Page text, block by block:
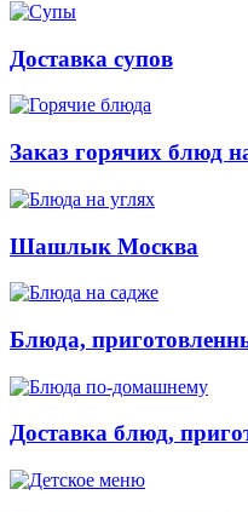
Доставка супов
Заказ горячих блюд
Шашлык Москва
Блюда,
Доставка блюд,